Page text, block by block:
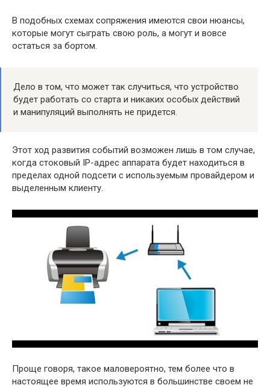
В подобных схемах сопряжения имеются свои нюансы,
которые могут сыграть свою роль, а могут и вовсе
остаться за бортом.
Дело в том, что может так случиться, что устройство
будет работать со старта и никаких особых действий
и манипуляций выполнять не придется.
Этот ход развития событий возможен лишь в том случае,
когда стоковый IP-адрес аппарата будет находиться в
пределах одной подсети с используемым провайдером и
выделенным клиенту.
Проще говоря, такое маловероятно, тем более что в
настоящее время используются в большинстве своем не